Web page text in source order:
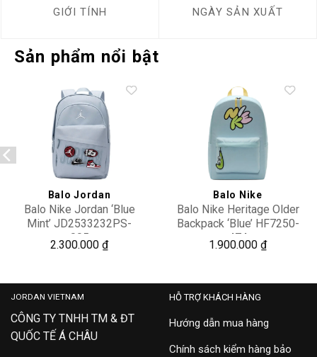
GIỚI TÍNH NGÀY SẢN XUẤT
Sản phẩm nổi bật
Balo Jordan
Balo Nike Jordan ‘Blue
Mint’ JD2533232PS-
005
2.300.000 ₫
Balo Nike
Balo Nike Heritage Older
Backpack ‘Blue’ HF7250-
474
1.900.000 ₫
JORDAN VIETNAM
CÔNG TY TNHH TM & ĐT
QUỐC TẾ Á CHÂU
HỖ TRỢ KHÁCH HÀNG
Hướng dẫn mua hàng
Chính sách kiểm hàng bảo